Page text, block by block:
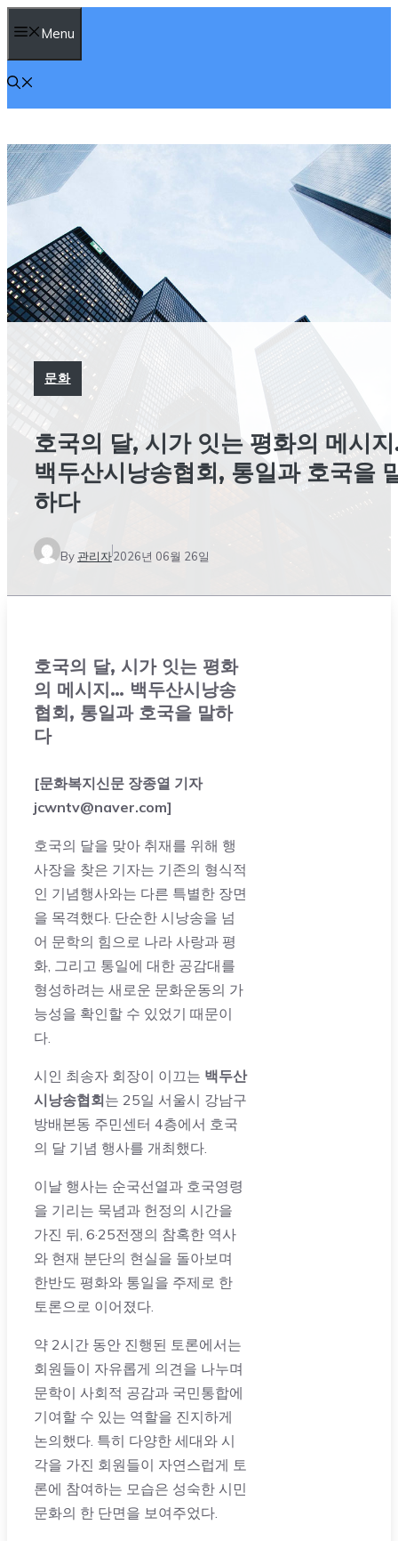
텐
츠
로
건
뛰
기
Menu
문화
호국의 달, 시가 잇는 평화의 메시
백두산시낭송협회, 통일과 호국을
하다
By 관리자2026년 06월 26일
호국의 달, 시가 잇는 평화
의 메시지… 백두산시낭송
협회, 통일과 호국을 말하
다
[문화복지신문 장종열 기자
jcwntv@naver.com]
호국의 달을 맞아 취재를 위해 행
사장을 찾은 기자는 기존의 형식적
인 기념행사와는 다른 특별한 장면
을 목격했다. 단순한 시낭송을 넘
어 문학의 힘으로 나라 사랑과 평
화, 그리고 통일에 대한 공감대를
형성하려는 새로운 문화운동의 가
능성을 확인할 수 있었기 때문이
다.
시인 최송자 회장이 이끄는 백두산
시낭송협회는 25일 서울시 강남구
방배본동 주민센터 4층에서 호국
의 달 기념 행사를 개최했다.
이날 행사는 순국선열과 호국영령
을 기리는 묵념과 헌정의 시간을
가진 뒤, 6·25전쟁의 참혹한 역사
와 현재 분단의 현실을 돌아보며
한반도 평화와 통일을 주제로 한
토론으로 이어졌다.
약 2시간 동안 진행된 토론에서는
회원들이 자유롭게 의견을 나누며
문학이 사회적 공감과 국민통합에
기여할 수 있는 역할을 진지하게
논의했다. 특히 다양한 세대와 시
각을 가진 회원들이 자연스럽게 토
론에 참여하는 모습은 성숙한 시민
문화의 한 단면을 보여주었다.